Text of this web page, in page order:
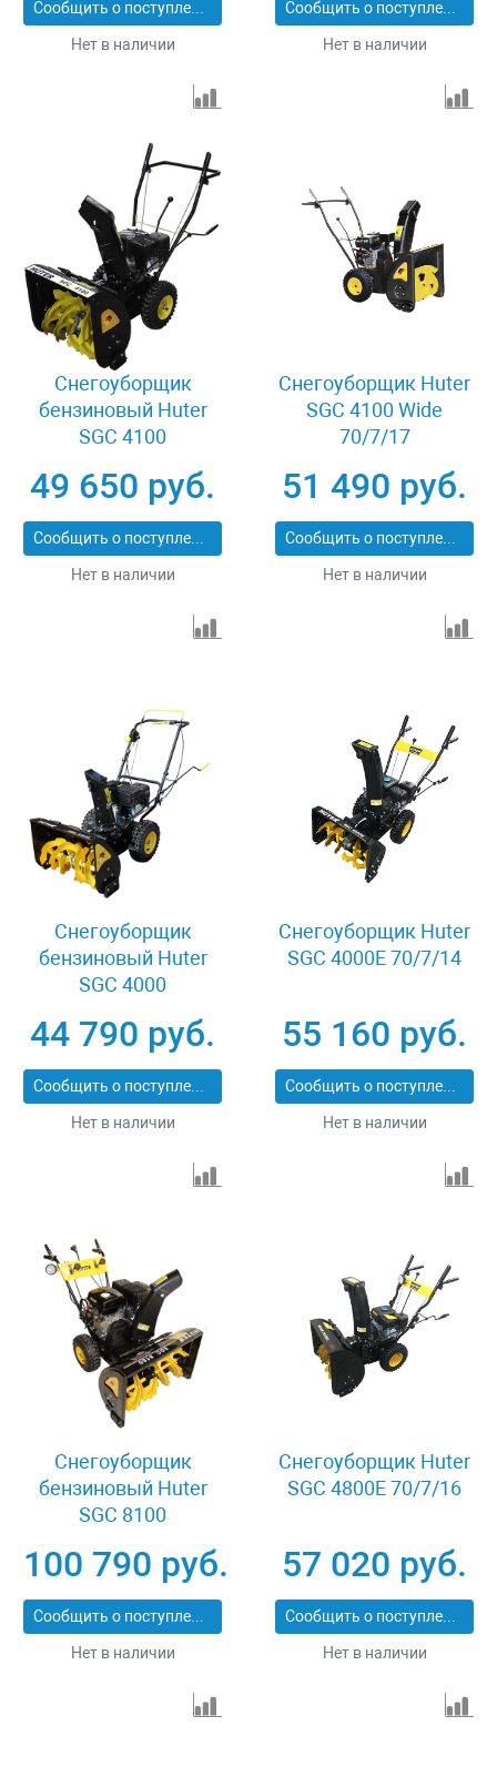
Сообщить о поступлении
Нет в наличии
Сообщить о поступлении
Нет в наличии
Снегоуборщик
бензиновый Huter
SGC 4100
49 650 руб.
Сообщить о поступлении
Нет в наличии
Снегоуборщик Huter
SGC 4100 Wide
70/7/17
51 490 руб.
Сообщить о поступлении
Нет в наличии
Снегоуборщик
бензиновый Huter
SGC 4000
44 790 руб.
Сообщить о поступлении
Нет в наличии
Снегоуборщик Huter
SGC 4000E 70/7/14
55 160 руб.
Сообщить о поступлении
Нет в наличии
Снегоуборщик
бензиновый Huter
SGC 8100
100 790 руб.
Сообщить о поступлении
Нет в наличии
Снегоуборщик Huter
SGC 4800E 70/7/16
57 020 руб.
Сообщить о поступлении
Нет в наличии